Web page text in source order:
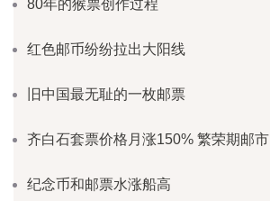
80年的猴票创作过程
红色邮币纷纷拉出大阳线
旧中国最无耻的一枚邮票
齐白石套票价格月涨150% 繁荣期邮市
纪念币和邮票水涨船高